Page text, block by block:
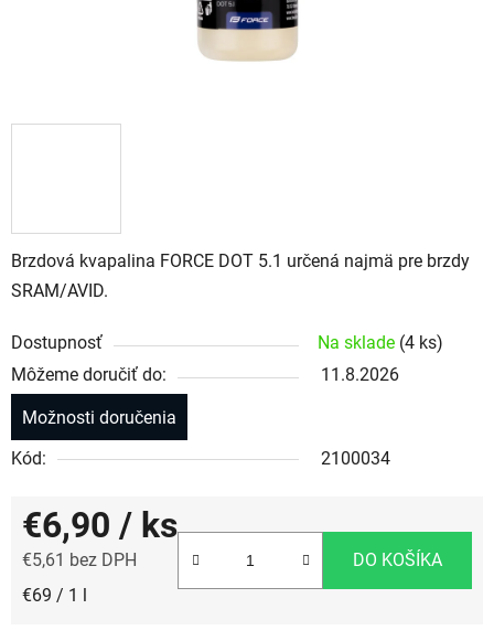
Brzdová kvapalina FORCE DOT 5.1 určená najmä pre brzdy
SRAM/AVID.
Dostupnosť Na sklade (4 ks)
Môžeme doručiť do:
11.8.2026
Možnosti doručenia
Kód:
2100034
€6,90 / ks
€5,61 bez DPH
Jednotková cena:
€69 / 1 l
DO KOŠÍKA